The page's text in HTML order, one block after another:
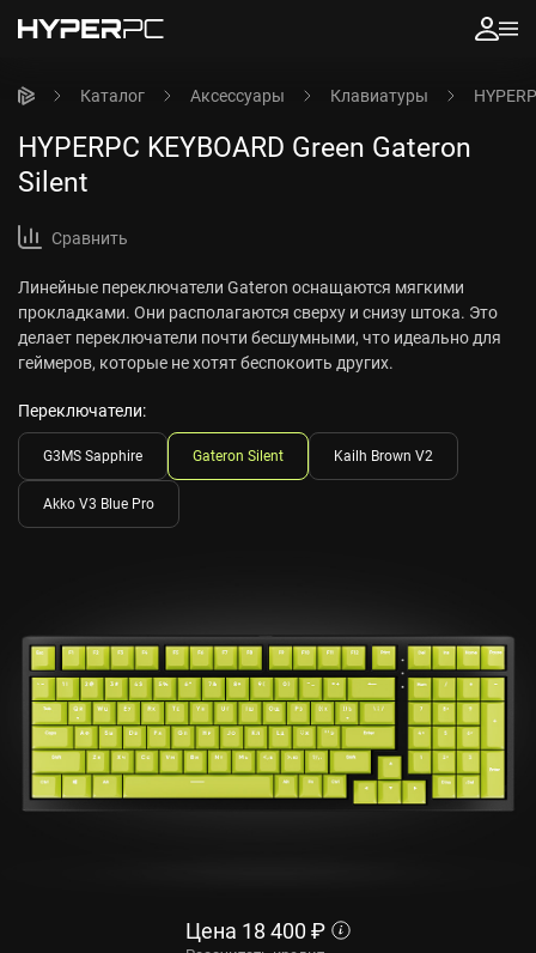
Каталог Аксессуары Клавиатуры
HYPERPC KEYBOARD Green Gateron
Silent
Сравнить
Линейные переключатели Gateron оснащаются мягкими
прокладками. Они располагаются сверху и снизу штока. Это
делает переключатели почти бесшумными, что идеально для
геймеров, которые не хотят беспокоить других.
Переключатели:
G3MS Sapphire Gateron Silent Kailh Brown V2
Akko V3 Blue Pro
Цена 18 400 ₽